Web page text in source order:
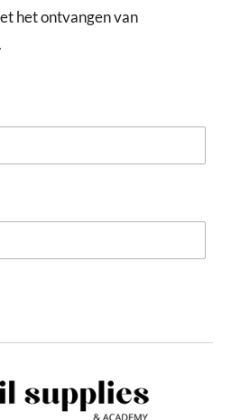
het ontvangen van